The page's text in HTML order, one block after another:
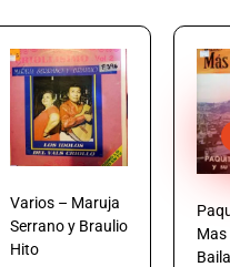
Varios – Maruja
Serrano y Braulio
Hito
Mas